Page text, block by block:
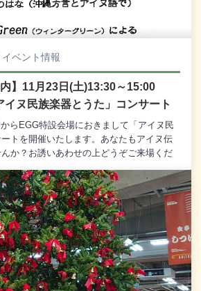
れてください。応募用紙のお渡しは12月
ンの数を数えておいても良いのですよ。皆
MOOガイドに掲示するとともに、
ただいた個人情報は このクイズの当
表以外には使用いたしません。 ま
人を特定できないよう、細心の注意
たします。
イベント情報
内】11月23日(土)13:30～15:00
イヌ民族楽器とうた」コンサート
らEGG特設会場におきまして「アイヌ民
トを開催いたします。あなたもアイヌ伝
か？お誘いあわせの上どうぞご来場くだ